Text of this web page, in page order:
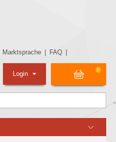
Marktsprache FAQ
0
Login